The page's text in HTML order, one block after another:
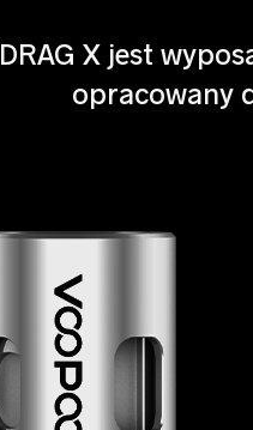
DRAG X jest
opracowany